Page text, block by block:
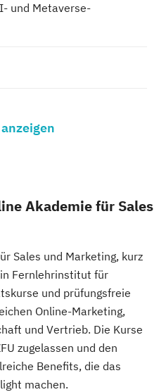
und Metaverse-
und
Akademie für Sales
Sales und Marketing, kurz
Fernlehrinstitut für
und prüfungsfreie
Online-Marketing,
und Vertrieb. Die Kurse
zugelassen und den
Benefits, die das
machen.